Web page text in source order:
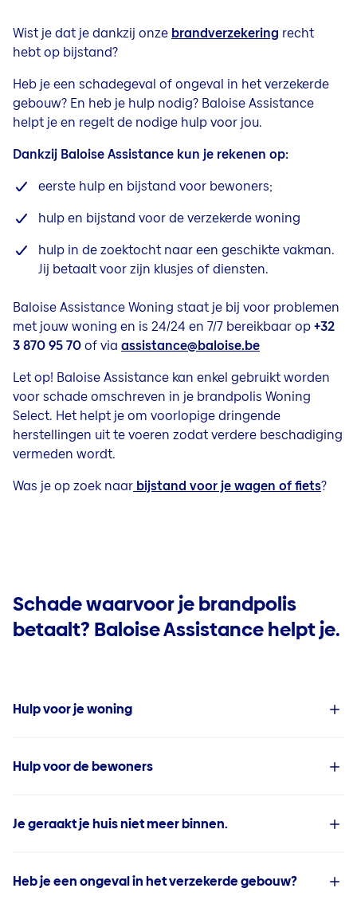
Spaar- en beleggingsverzekering | Invest
Beleggingsverzekering Tak23 | Invest 23
Beleggingsproduct | Invest Fix
Arbeidsongeschiktheid
Arbeidsongeschiktheidsverzekering
Overlijden
Overlijdensverzekering
Sparen en beschermen: verzeker het onvervangbare
Sparen in alle vrijheid
Beleggen bij Baloise
Contact & Service
Wist je dat je dankzij onze brandverzekering recht
hebt op bijstand?
Heb je een schadegeval of ongeval in het verzekerde
gebouw? En heb je hulp nodig? Baloise Assistance
helpt je en regelt de nodige hulp voor jou.
Dankzij Baloise Assistance kun je rekenen op:
eerste hulp en bijstand voor bewoners;
hulp en bijstand voor de verzekerde woning
hulp in de zoektocht naar een geschikte vakman.
Jij betaalt voor zijn klusjes of diensten.
Baloise Assistance Woning staat je bij voor problemen
met jouw woning en is 24/24 en 7/7 bereikbaar op+32
3 870 95 70of via assistance@baloise.be
Let op! Baloise Assistance kan enkel gebruikt worden
voor schade omschreven in je brandpolis Woning
Select. Het helpt je om voorlopige dringende
herstellingen uit te voeren zodat verdere beschadiging
vermeden wordt.
Was je op zoek naar bijstand voor je wagen of fiets?
Schade waarvoor je brandpolis
betaalt? Baloise Assistance helpt je.
Hulp voor je woning
Hulp voor de bewoners
Je geraakt je huis niet meer binnen.
Heb je een ongeval in het verzekerde gebouw?